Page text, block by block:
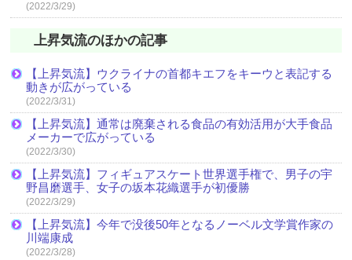
(2022/3/29)
上昇気流のほかの記事
【上昇気流】ウクライナの首都キエフをキーウと表記する
動きが広がっている
(2022/3/31)
【上昇気流】通常は廃棄される食品の有効活用が大手食品
メーカーで広がっている
(2022/3/30)
【上昇気流】フィギュアスケート世界選手権で、男子の宇
野昌磨選手、女子の坂本花織選手が初優勝
(2022/3/29)
【上昇気流】今年で没後50年となるノーベル文学賞作家の
川端康成
(2022/3/28)